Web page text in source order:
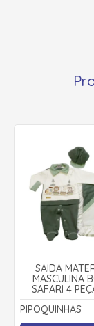
SAIDA
MASCULINA
SAFARI 4
PIPOQUINHAS